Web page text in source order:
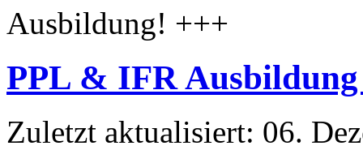
PPL & IFR
Zuletzt aktualisiert: 06.